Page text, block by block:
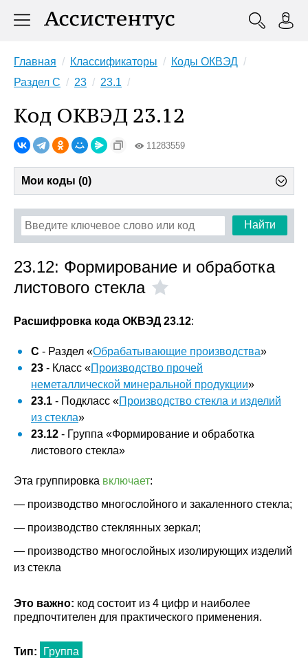
Главная Классификаторы
Коды ОКВЭД
Раздел C
23 23.1
Код ОКВЭД 23.12
11283559
Мои коды (0)
Найти
23.12: Формирование и обработка
листового стекла
Расшифровка кода ОКВЭД 23.12:
C - Раздел «Обрабатывающие производства»
23 - Класс «Производство прочей
неметаллической минеральной продукции»
23.1 - Подкласс «Производство стекла и изделий
из стекла»
23.12 - Группа «Формирование и обработка
листового стекла»
Эта группировка включает:
— производство многослойного и закаленного стекла;
— производство стеклянных зеркал;
— производство многослойных изолирующих изделий
из стекла
Это важно: код состоит из 4 цифр и наиболее
предпочтителен для практического применения.
Тип: Группа